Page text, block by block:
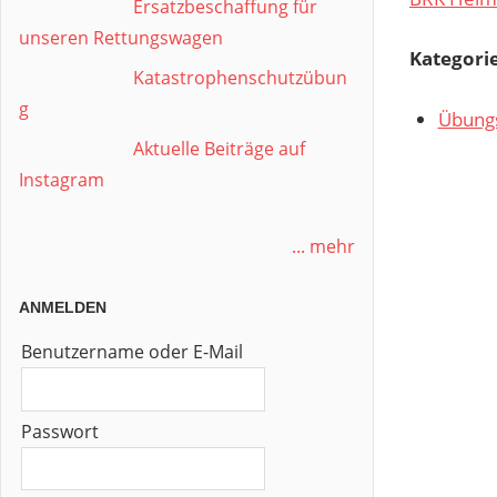
Ersatzbeschaffung für
unseren Rettungswagen
Katastrophenschutzübun
g
Aktuelle Beiträge auf
Instagram
... mehr
ANMELDEN
Benutzername oder E-Mail
Passwort